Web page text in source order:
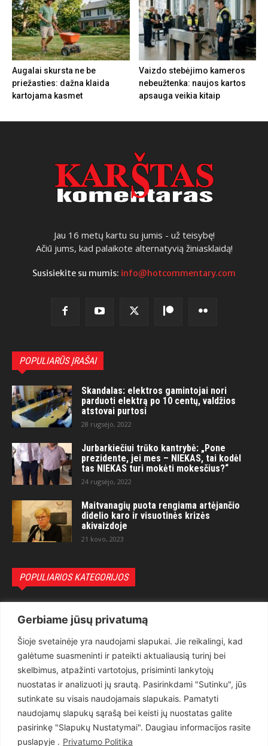
Gerbiame jūsų privatumą
Šioje svetainėje yra naudojami slapukai. Jie reikalingi, kad
galėtume suasmeninti ir pateikti aktualiausią turinį bei
skelbimus, atpažinti vartotojus, prisiminti lankytojų
nuostatas ir analizuoti jų srautą. Pasirinkdami "Sutinku", jūs
sutinkate su visais naudojamais slapukais. Pamatyti
naudojamų slapukų sąrašą bei keisti jų nuostatas galite
pasirinkę "Slapukų Nustatymai". Daugiau informacijos rasite
puslapyje . Privatumo Politika
Augalai skursta ne be
priežasties: dažna klaida
kartojama kasmet
Vaizdo stebėjimo kameros
nebeužtenka: naujos kartos
apsauga veikia kitaip
Jau 16 metų kartu su jumis - už teisybę!
Ačiū jums, kad palaikote alternatyvią žiniasklaidą!
Susisiekite su mumis: info@hotcommentary.com
POPULIARŪS ĮRAŠAI
Skandalas: elektros gamintojai nori
parduoti elektrą po 10 centų, valdžios
atstovai purtosi
28 rugsėjo, 2022
Jurbarkiečiui trūko kantrybė: „Pone
prezidente, jei mes – NIEKAS, tai kodėl
tas NIEKAS turi mokėti mokesčius?“
24 rugsėjo, 2022
Maitvanagių puota rengiama artėjančio
didelio karo ir visuotinės krizės
akivaizdoje
21 kovo, 2023
POPULIARIOS KATEGORIJOS
Teisėsauga
1497
Aktualu
Lietuva
619
Pasaulis
Статьи на русском
Articles in english